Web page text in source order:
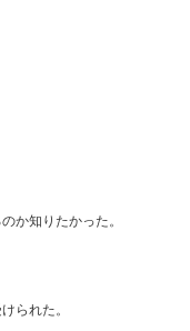
か知りたかった。
られた。